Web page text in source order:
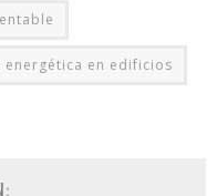
energética en edificios